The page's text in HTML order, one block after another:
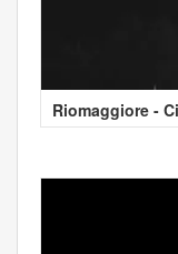
Riomaggiore -